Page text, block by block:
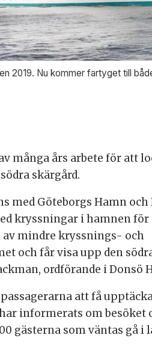
2019. Nu kommer fartyget till
många års arbete för att
skärgård.
med Göteborgs Hamn och
kryssningar i hamnen
mindre kryssnings- och
och får visa upp den
ordförande i Donsö
att få
informerats om besöket
gästerna som väntas gå i